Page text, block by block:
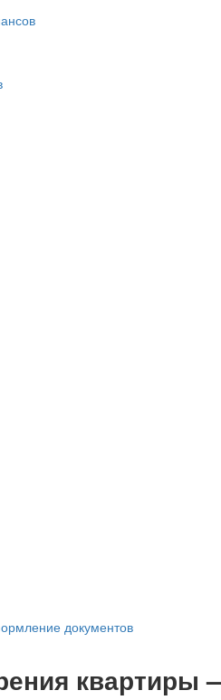
документов
квартиры